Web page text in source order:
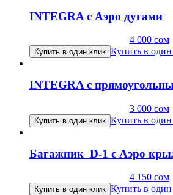
INTEGRA с Аэро дугами
4 000 сом
Купить в один клик Купить в
INTEGRA с
3 000 сом
Купить в один клик Купить в
Багажник D-1 с Аэро
4 150 сом
Купить в один клик Купить в